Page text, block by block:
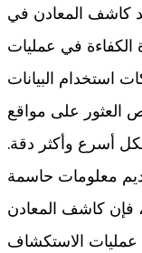
كاشف المعادن في
الكفاءة في عمليات
استخدام البيانات
العثور على مواقع
أسرع وأكثر دقة.
معلومات حاسمة
فإن كاشف المعادن
عمليات الاستكشاف